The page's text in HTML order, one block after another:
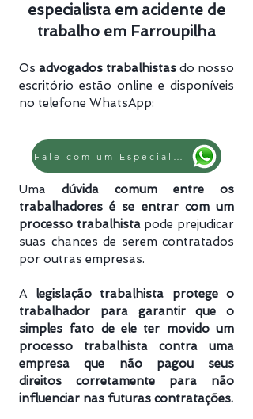
especialista em acidente de
trabalho em Farroupilha
Os advogados trabalhistas do nosso
escritório estão online e disponíveis
no telefone WhatsApp:
Uma dúvida comum entre os
trabalhadores é se entrar com um
processo trabalhistapode prejudicar
suas chances de serem contratados
por outras empresas.
A legislação trabalhista protege o
trabalhador para garantir que o
simples fato de ele ter movido um
processo trabalhista
contra uma
empresa que não pagou seus
direitos corretamente para não
influenciar nas futuras contratações.